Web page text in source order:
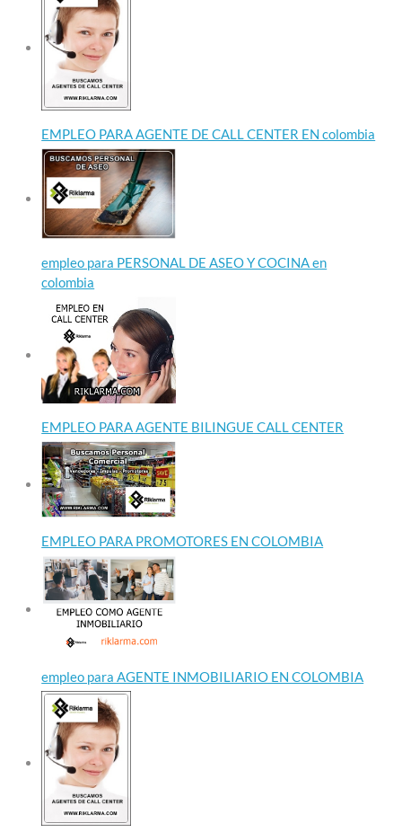
EMPLEO PARA AGENTE DE CALL CENTER EN colombia
empleo para PERSONAL DE ASEO Y COCINA en
colombia
EMPLEO PARA AGENTE BILINGUE CALL CENTER
EMPLEO PARA PROMOTORES EN COLOMBIA
empleo para AGENTE INMOBILIARIO EN COLOMBIA